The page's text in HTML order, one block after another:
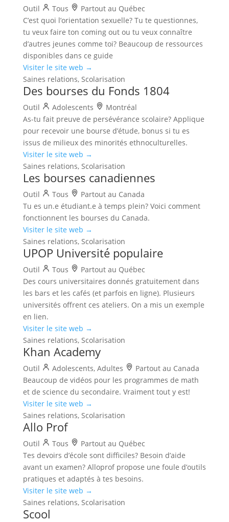
Outil Tous
Partout au Québec
C’est quoi l’orientation sexuelle? Tu te questionnes,
tu veux faire ton coming out ou tu veux connaître
d’autres jeunes comme toi? Beaucoup de ressources
disponibles dans ce guide
Visiter le site web →
Saines relations, Scolarisation
Des bourses du Fonds 1804
Outil Adolescents
Montréal
As-tu fait preuve de persévérance scolaire? Applique
pour recevoir une bourse d’étude, bonus si tu es
issus de milieux des minorités ethnoculturelles.
Visiter le site web →
Saines relations, Scolarisation
Les bourses canadiennes
Outil Tous
Partout au Canada
Tu es un.e étudiant.e à temps plein? Voici comment
fonctionnent les bourses du Canada.
Visiter le site web →
Saines relations, Scolarisation
UPOP Université populaire
Outil Tous
Partout au Québec
Des cours universitaires donnés gratuitement dans
les bars et les cafés (et parfois en ligne). Plusieurs
universités offrent ces ateliers. On a mis un exemple
en lien.
Visiter le site web →
Saines relations, Scolarisation
Khan Academy
Outil Adolescents, Adultes
Partout au Canada
Beaucoup de vidéos pour les programmes de math
et de science du secondaire. Vraiment tout y est!
Visiter le site web →
Saines relations, Scolarisation
Allo Prof
Outil Tous
Partout au Québec
Tes devoirs d’école sont difficiles? Besoin d’aide
avant un examen? Alloprof propose une foule d’outils
pratiques et adaptés à tes besoins.
Visiter le site web →
Saines relations, Scolarisation
Scool